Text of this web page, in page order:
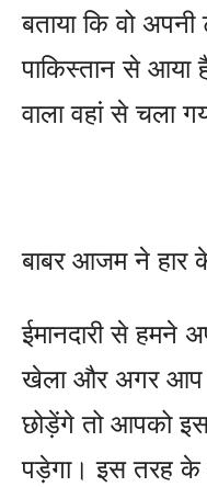
बताया कि वो
पाकिस्‍तान से
वाला वहां से चला
बाबर आजम ने हार
ईमानदारी से हमने
खेला और अगर आप
छोड़ेंगे तो आपको
पड़ेगा। इस तरह के